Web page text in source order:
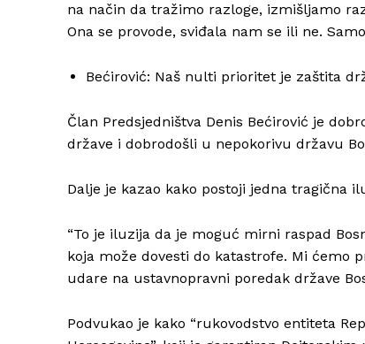
na način da tražimo razloge, izmišljamo
Ona se provode, sviđala nam se ili ne.
Bećirović: Naš nulti prioritet je zaštita
Član Predsjedništva Denis Bećirović je
države i dobrodošli u nepokorivu državu
Dalje je kazao kako postoji jedna tragična
“To je iluzija da je moguć mirni raspad
koja može dovesti do katastrofe. Mi ćemo
udare na ustavnopravni poredak države
Podvukao je kako “rukovodstvo entiteta